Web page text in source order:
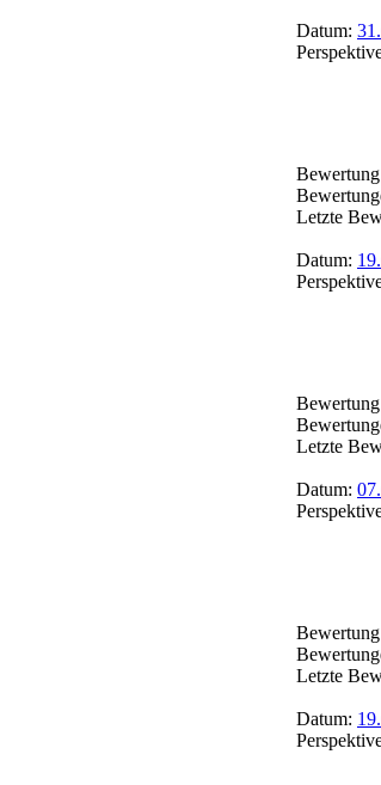
Datum:
Letzte
Datum:
Letzte
Datum:
Letzte
Datum: